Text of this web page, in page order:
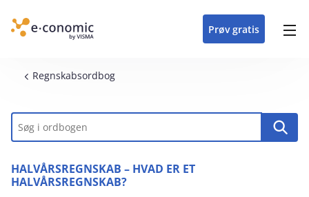
Header top menu
Prøv gratis
skræddersyet løsning
til din branche
e‑conomic
alle funktioner i
e‑conomic
e‑conomic
skræddersyede kurser
til administratorer
forhandler kan styrke
og vækste din
Brødkrumme
Regnskabsordbog
Nøgleord
HALVÅRSREGNSKAB – HVAD ER ET
HALVÅRSREGNSKAB?